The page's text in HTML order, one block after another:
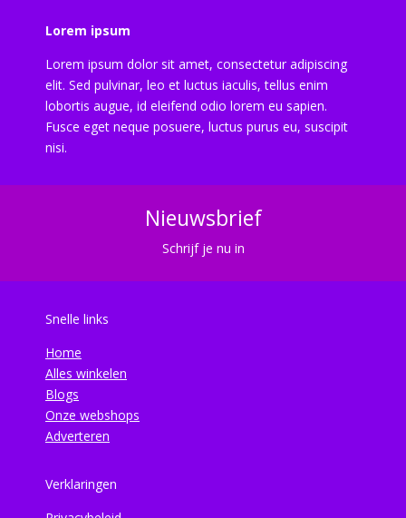
Lorem ipsum
Lorem ipsum dolor sit amet, consectetur adipiscing
elit. Sed pulvinar, leo et luctus iaculis, tellus enim
lobortis augue, id eleifend odio lorem eu sapien.
Fusce eget neque posuere, luctus purus eu, suscipit
nisi.
Nieuwsbrief
Schrijf je nu in
Snelle links
Home
Alles winkelen
Blogs
Onze webshops
Adverteren
Verklaringen